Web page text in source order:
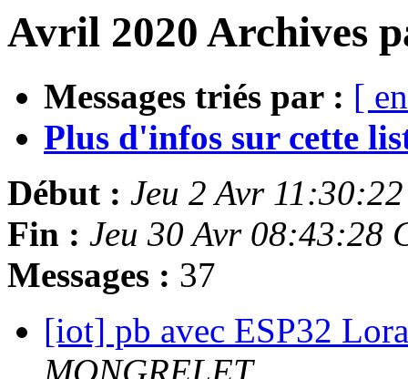
Avril 2020 Archives
Messages triés par : [
Plus d'infos sur cette
Début : Jeu 2 Avr
Fin : Jeu 30 Avr 08:43:28
Messages : 37
[iot] pb avec ESP32